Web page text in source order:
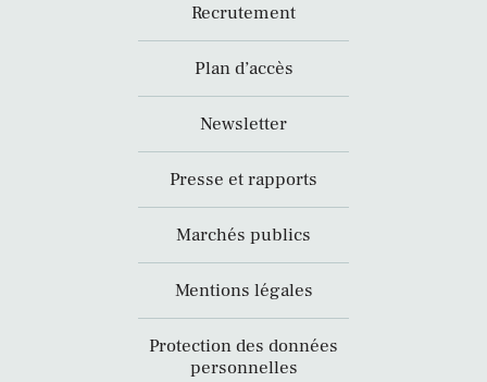
Recrutement
Plan d’accès
Newsletter
Presse et rapports
Marchés publics
Mentions légales
Protection des données
personnelles